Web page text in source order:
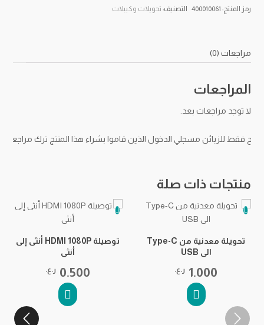
متر
رمز المنتج: 400010061 التصنيف: تحويلات وكيبلات
مراجعات (0)
المراجعات
لا توجد مراجعات بعد.
فقط للزبائن مسجلي الدخول الذين قاموا بشراء هذا المنتج ترك مراجعة.
منتجات ذات صلة
تحويلة معدنية من Type-C
الى USB
1.000 ر.ع.
توصيلة HDMI 1080P أنثى إلى
أنثى
0.500 ر.ع.